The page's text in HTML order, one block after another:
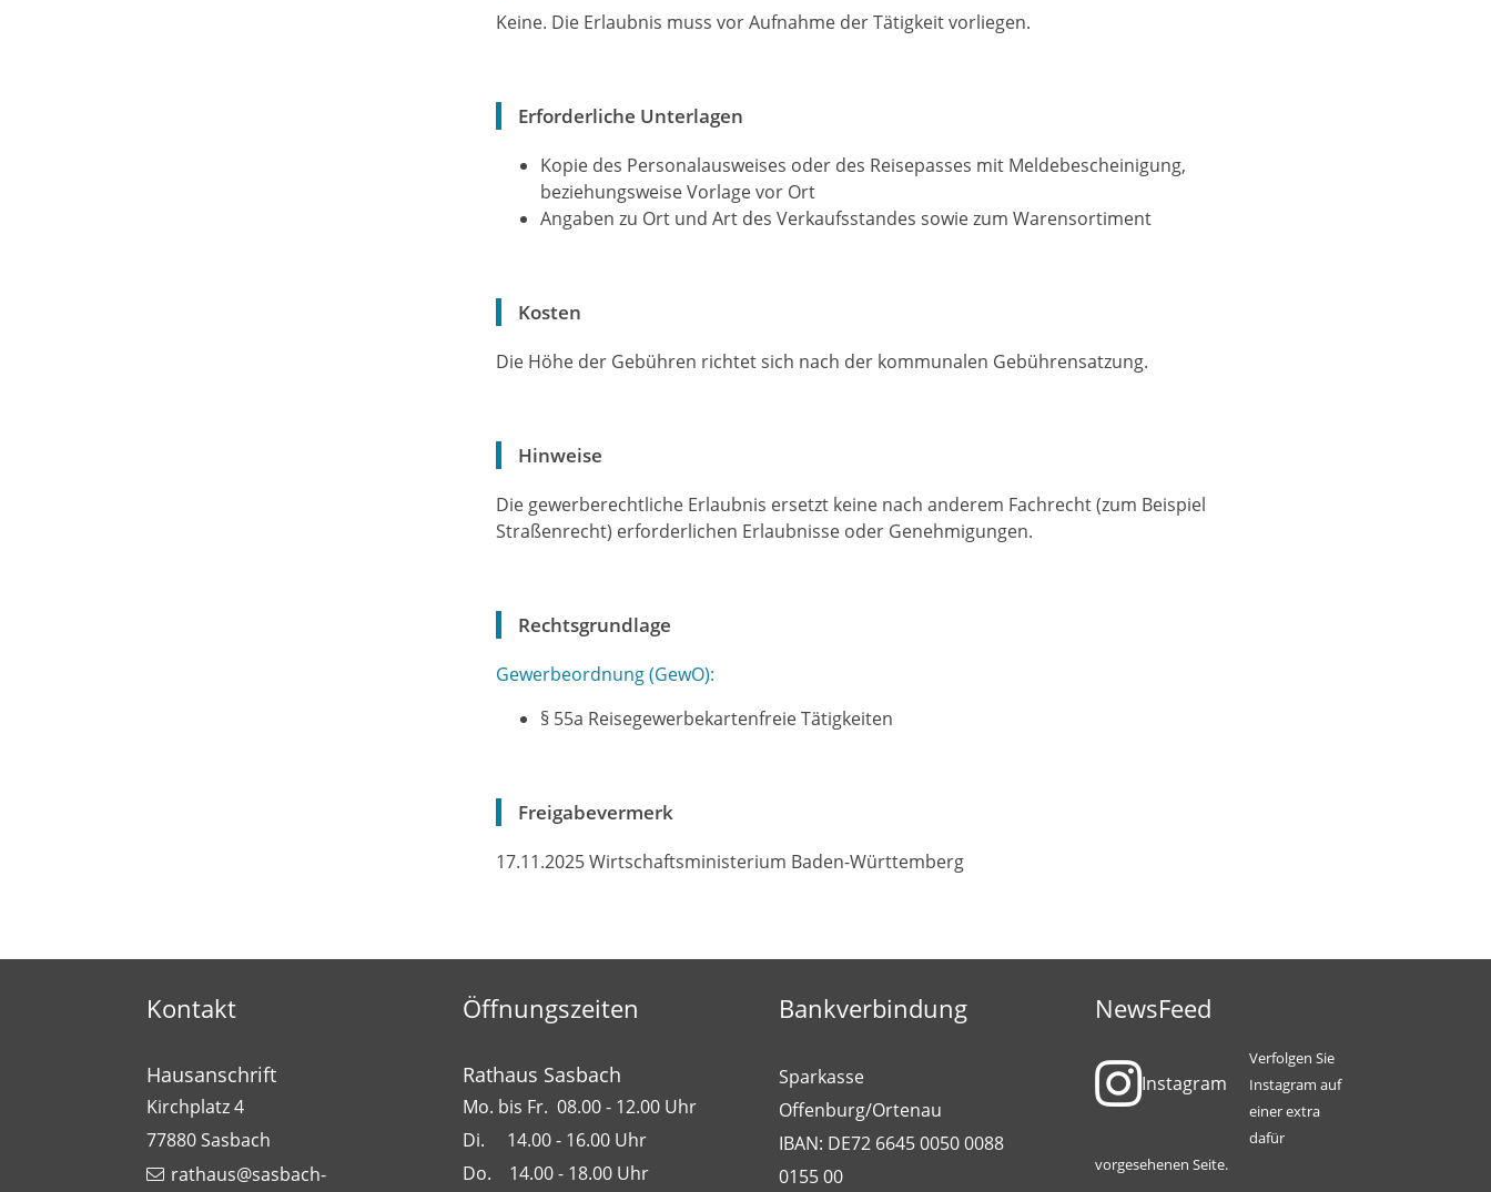
Keine. Die Erlaubnis muss vor Aufnahme der Tätigkeit vorliegen.
Erforderliche Unterlagen
Kopie des Personalausweises oder des Reisepasses mit Meldebescheinigung,
beziehungsweise Vorlage vor Ort
Angaben zu Ort und Art des Verkaufsstandes sowie zum Warensortiment
Kosten
Die Höhe der Gebühren richtet sich nach der kommunalen Gebührensatzung.
Hinweise
Die gewerberechtliche Erlaubnis ersetzt keine nach anderem Fachrecht (zum Beispiel
Straßenrecht) erforderlichen Erlaubnisse oder Genehmigungen.
Rechtsgrundlage
Gewerbeordnung (GewO):
§ 55a Reisegewerbekartenfreie Tätigkeiten
Freigabevermerk
17.11.2025 Wirtschaftsministerium Baden-Württemberg
Kontakt
Hausanschrift
Kirchplatz 4
77880Sasbach
rathaus@sasbach-
Öffnungszeiten
Rathaus Sasbach
Mo. bis Fr. 08.00 - 12.00 Uhr
Di. 14.00 - 16.00 Uhr
Do. 14.00 - 18.00 Uhr
Bankverbindung
Sparkasse
Offenburg/Ortenau
IBAN: DE72 6645 0050 0088
0155 00
NewsFeed
Instagram
Verfolgen Sie
Instagram auf
einer extra
dafür
vorgesehenen Seite.